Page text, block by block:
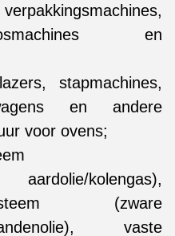
en
stapmachines,
en andere
voor ovens;
kolengas),
(zware
vaste